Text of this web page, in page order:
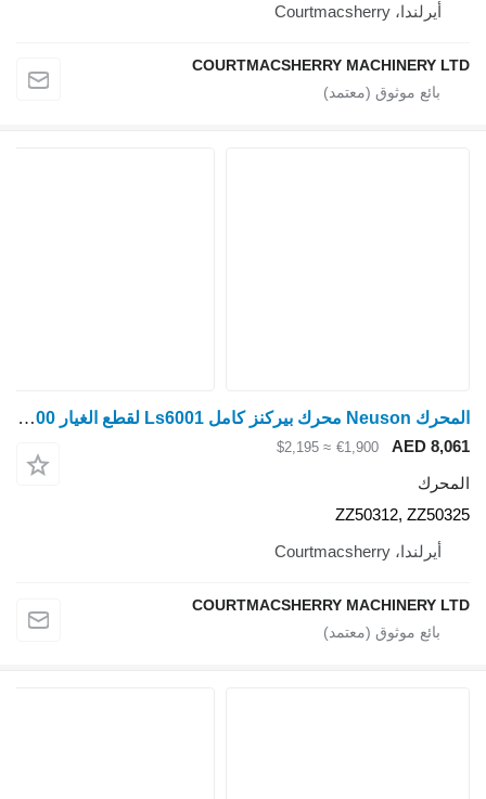
أيرلندا، Courtmacsherry
COURTMACSHERRY MACHINERY LTD
المحرك Neuson محرك بيركنز كامل Ls6001 لقطع الغيار 2160/2200، Re38070 ZZ50312, ZZ50325
AED 8,061
€1,900
≈ $2,195
المحرك
ZZ50312, ZZ50325
أيرلندا، Courtmacsherry
COURTMACSHERRY MACHINERY LTD